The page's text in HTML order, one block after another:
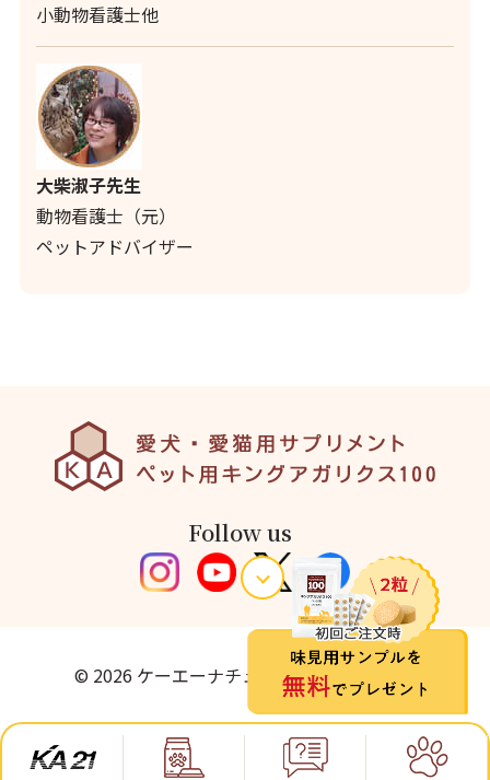
小動物看護士他
大柴淑子先生
動物看護士（元）
ペットアドバイザー
Follow us
© 2026 ケーエーナチュラルフーズ株式会社